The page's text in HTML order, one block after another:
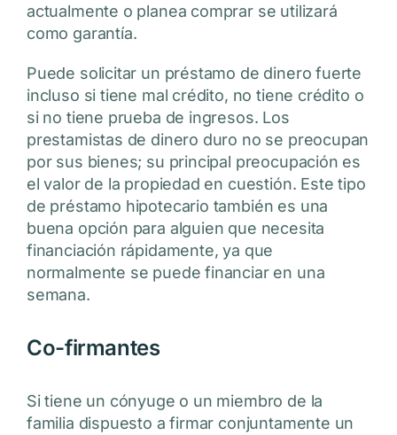
actualmente o planea comprar se utilizará
como garantía.
Puede solicitar un préstamo de dinero fuerte
incluso si tiene mal crédito, no tiene crédito o
si no tiene prueba de ingresos. Los
prestamistas de dinero duro no se preocupan
por sus bienes; su principal preocupación es
el valor de la propiedad en cuestión. Este tipo
de préstamo hipotecario también es una
buena opción para alguien que necesita
financiación rápidamente, ya que
normalmente se puede financiar en una
semana.
Co-firmantes
Si tiene un cónyuge o un miembro de la
familia dispuesto a firmar conjuntamente un